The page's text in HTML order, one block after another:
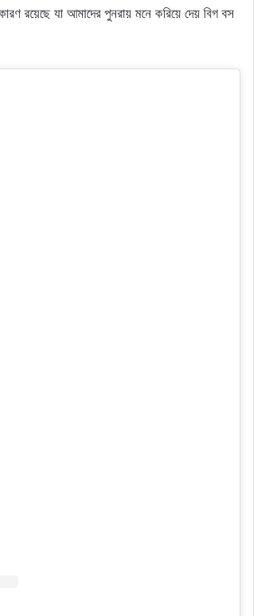
রয়েছে যা আমাদের পুনরায় মনে করিয়ে দেয় বিগ বস